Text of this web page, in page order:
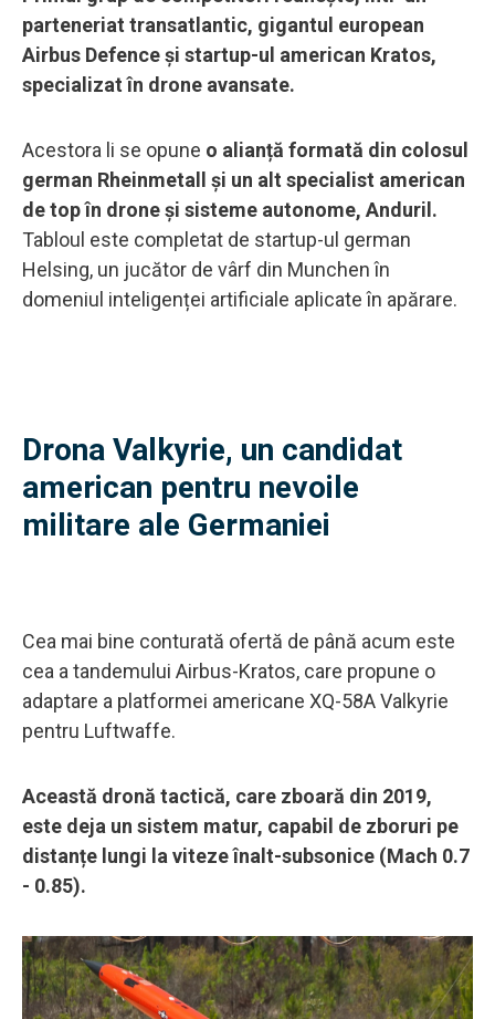
parteneriat transatlantic, gigantul european
Airbus Defence și startup-ul american Kratos,
specializat în drone avansate.
Acestora li se opune o alianță formată din colosul
german Rheinmetall și un alt specialist american
de top în drone și sisteme autonome, Anduril.
Tabloul este completat de startup-ul german
Helsing, un jucător de vârf din Munchen în
domeniul inteligenței artificiale aplicate în apărare.
Drona Valkyrie, un candidat
american pentru nevoile
militare ale Germaniei
Cea mai bine conturată ofertă de până acum este
cea a tandemului Airbus-Kratos, care propune o
adaptare a platformei americane XQ-58A Valkyrie
pentru Luftwaffe.
Această dronă tactică, care zboară din 2019,
este deja un sistem matur, capabil de zboruri pe
distanțe lungi la viteze înalt-subsonice (Mach 0.7
- 0.85).